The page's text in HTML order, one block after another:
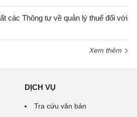
các Thông tư về quản lý thuế đối với
Xem thêm
DỊCH VỤ
Tra cứu văn bản